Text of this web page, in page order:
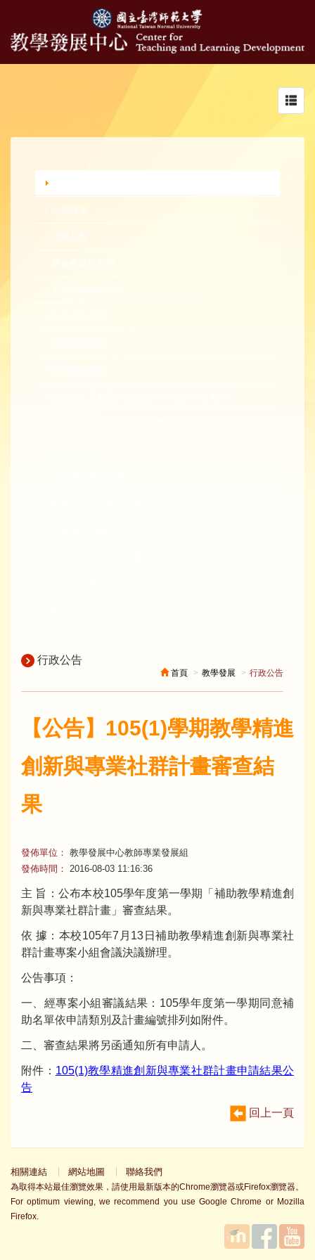
活動報名
活動花絮
新進教師研習營
行政公告
首頁 教學發展 行政公告
【公告】105(1)學期教學精進
創新與專業社群計畫審查結
果
發佈單位： 教學發展中心教師專業發展組
發佈時間：
2016-08-03 11:16:36
主 旨：公布本校105學年度第一學期「補助教學精進創
新與專業社群計畫」審查結果。
依 據：本校105年7月13日補助教學精進創新與專業社
群計畫專案小組會議決議辦理。
公告事項：
一、經專案小組審議結果：105學年度第一學期同意補
助名單依申請類別及計畫編號排列如附件。
二、審查結果將另函通知所有申請人。
附件： 105(1)教學精進創新與專業社群計畫申請結果公
告
回上一頁
相關連結 網站地圖 聯絡我們
為取得本站最佳瀏覽效果，請使用最新版本的Chrome瀏覽器或Firefox瀏覽器。
For optimum viewing, we recommend you use Google Chrome or Mozilla
Firefox.